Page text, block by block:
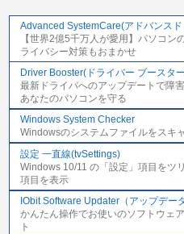
Advanced SystemCare(アドバンス
【世界2億5千万人が愛用】パソコ
ライバシー対策もおまかせ
Driver Booster(ドライバー ブースタ
最新ドライバへのアップデートで障
あなたのパソコンを守る
Windows System Checker
Windowsのシステムファイルをスキ
設定 一直線(tvSettings)
Windows 10/11 の「設定」項目をツ
項目を表示
IObit Software Updater（アップデー
かんたん操作でお使いのソフトウェ
ト